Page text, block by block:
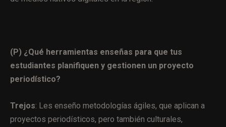
(P) ¿Qué herramientas enseñas para que tus
estudiantes planifiquen y gestionen un proyecto
periodístico?
Trejos: Les enseño metodologías ágiles, que aplican a
proyectos periodísticos, pero también culturales,